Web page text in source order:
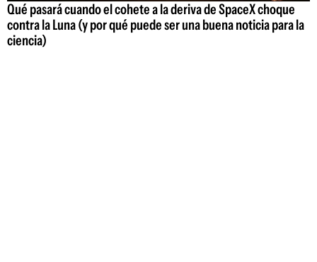
Qué pasará cuando el cohete a la deriva de SpaceX choque
contra la Luna (y por qué puede ser una buena noticia para la
ciencia)